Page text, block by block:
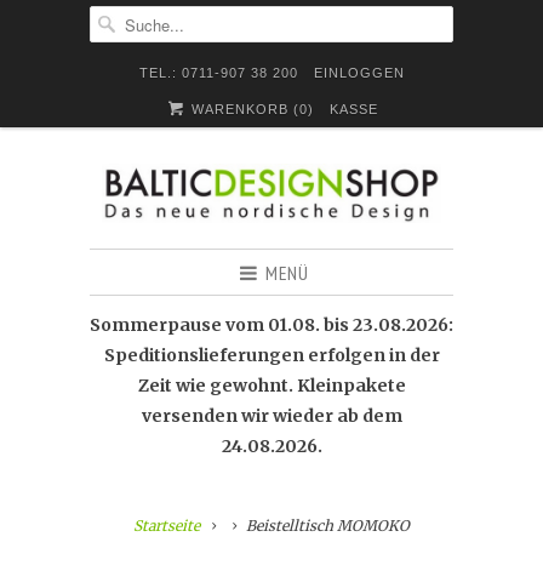
TEL.: 0711-907 38 200 EINLOGGEN
WARENKORB (0) KASSE
MENÜ
Sommerpause vom 01.08. bis 23.08.2026:
Speditionslieferungen erfolgen in der
Zeit wie gewohnt. Kleinpakete
versenden wir wieder ab dem
24.08.2026.
Startseite Beistelltisch MOMOKO